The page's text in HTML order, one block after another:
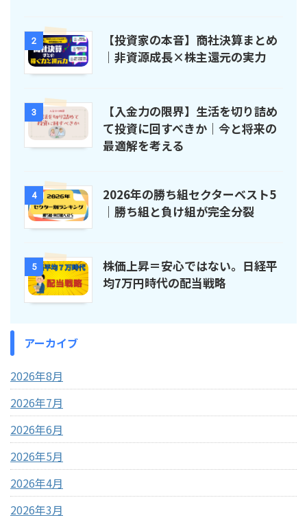
2
【投資家の本音】商社決算まとめ
｜非資源成長×株主還元の実力
3
【入金力の限界】生活を切り詰め
て投資に回すべきか｜今と将来の
最適解を考える
4
2026年の勝ち組セクターベスト5
｜勝ち組と負け組が完全分裂
5
株価上昇＝安心ではない。日経平
均7万円時代の配当戦略
アーカイブ
2026年8月
2026年7月
2026年6月
2026年5月
2026年4月
2026年3月